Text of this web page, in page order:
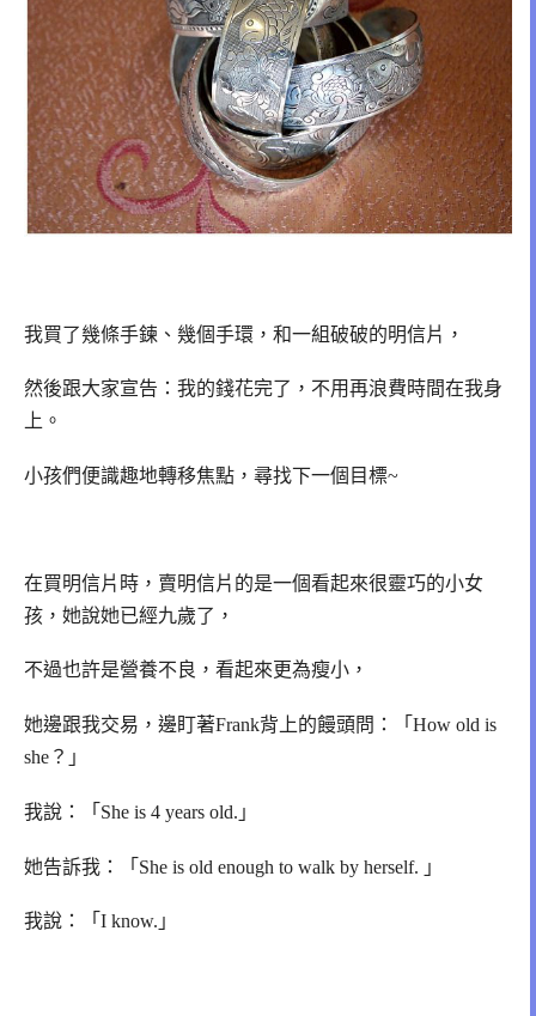
我買了幾條手鍊、幾個手環，和一組破破的明信片，
然後跟大家宣告：我的錢花完了，不用再浪費時間在我身
上。
小孩們便識趣地轉移焦點，尋找下一個目標~
在買明信片時，賣明信片的是一個看起來很靈巧的小女
孩，她說她已經九歲了，
不過也許是營養不良，看起來更為瘦小，
她邊跟我交易，邊盯著Frank背上的饅頭問：「How old is
she？」
我說：「She is 4 years old.」
她告訴我：「She is old enough to walk by herself. 」
我說：「I know.」